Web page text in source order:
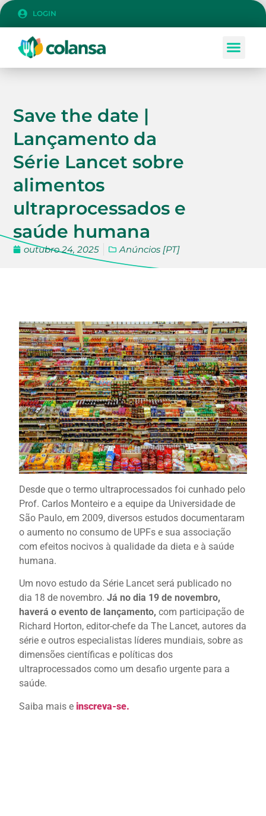
LOGIN
Save the date |
Lançamento da
Série Lancet sobre
alimentos
ultraprocessados ​​e
saúde humana
outubro 24, 2025 Anúncios [PT]
Desde que o termo ultraprocessados foi cunhado pelo
Prof. Carlos Monteiro e a equipe da Universidade de
São Paulo, em 2009, diversos estudos documentaram
o aumento no consumo de UPFs e sua associação
com efeitos nocivos à qualidade da dieta e à saúde
humana.
Um novo estudo da Série Lancet será publicado no
dia 18 de novembro.Já no dia 19 de novembro,
haverá o evento de lançamento, com participação de
Richard Horton, editor-chefe da The Lancet, autores da
série e outros especialistas líderes mundiais, sobre as
dimensões científicas e políticas dos
ultraprocessados ​​como um desafio urgente para a
saúde.
Saiba mais einscreva-se.